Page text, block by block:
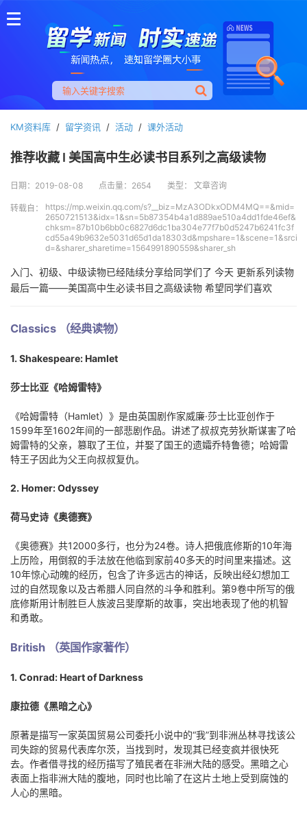
KM资料库 / 留学资讯 / 活动 / 课外活动
推荐收藏 I 美国高中生必读书目系列之高级读物
日期：2019-08-08 点击量：2654 类型： 文章咨询
转载自：
https://mp.weixin.qq.com/s?__biz=MzA3ODkxODM4MQ==&mid=
2650721513&idx=1&sn=5b87354b4a1d889ae510a4dd1fde46ef&
chksm=87b10b6bb0c6827d6dc1ba304e77f7b0d5247b6241fc3f
cd55a49b9632e5031d65d1da18303d&mpshare=1&scene=1&srci
d=&sharer_sharetime=1564991890559&sharer_sh
入门、初级、中级读物已经陆续分享给同学们了 今天 更新系列读物
最后一篇——美国高中生必读书目之高级读物 希望同学们喜欢
Classics （经典读物）
1. Shakespeare: Hamlet
莎士比亚《哈姆雷特》
《哈姆雷特（Hamlet）》是由英国剧作家威廉·莎士比亚创作于
1599年至1602年间的一部悲剧作品。讲述了叔叔克劳狄斯谋害了哈
姆雷特的父亲，篡取了王位，并娶了国王的遗孀乔特鲁德；哈姆雷
特王子因此为父王向叔叔复仇。
2. Homer: Odyssey
荷马史诗《奥德赛》
《奥德赛》共12000多行，也分为24卷。诗人把俄底修斯的10年海
上历险，用倒叙的手法放在他临到家前40多天的时间里来描述。这
10年惊心动魄的经历，包含了许多远古的神话，反映出经幻想加工
过的自然现象以及古希腊人同自然的斗争和胜利。第9卷中所写的俄
底修斯用计制胜巨人族波吕斐摩斯的故事，突出地表现了他的机智
和勇敢。
British （英国作家著作）
1. Conrad: Heart of Darkness
康拉德《黑暗之心》
原著是描写一家英国贸易公司委托小说中的“我”到非洲丛林寻找该公
司失踪的贸易代表库尔茨，当找到时，发现其已经变疯并很快死
去。作者借寻找的经历描写了殖民者在非洲大陆的感受。黑暗之心
表面上指非洲大陆的腹地，同时也比喻了在这片土地上受到腐蚀的
人心的黑暗。